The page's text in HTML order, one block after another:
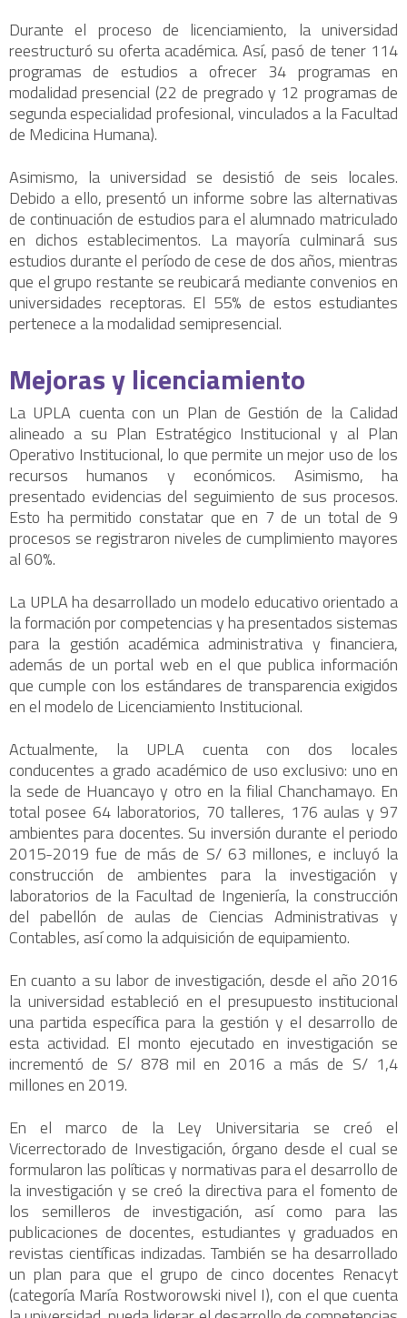
Durante el proceso de licenciamiento, la universidad
reestructuró su oferta académica. Así, pasó de tener 114
programas de estudios a ofrecer 34 programas en
modalidad presencial (22 de pregrado y 12 programas de
segunda especialidad profesional, vinculados a la Facultad
de Medicina Humana).
Asimismo, la universidad se desistió de seis locales.
Debido a ello, presentó un informe sobre las alternativas
de continuación de estudios para el alumnado matriculado
en dichos establecimentos. La mayoría culminará sus
estudios durante el período de cese de dos años, mientras
que el grupo restante se reubicará mediante convenios en
universidades receptoras. El 55% de estos estudiantes
pertenece a la modalidad semipresencial.
Mejoras y licenciamiento
La UPLA cuenta con un Plan de Gestión de la Calidad
alineado a su Plan Estratégico Institucional y al Plan
Operativo Institucional, lo que permite un mejor uso de los
recursos humanos y económicos. Asimismo, ha
presentado evidencias del seguimiento de sus procesos.
Esto ha permitido constatar que en 7 de un total de 9
procesos se registraron niveles de cumplimiento mayores
al 60%.
La UPLA ha desarrollado un modelo educativo orientado a
la formación por competencias y ha presentados sistemas
para la gestión académica administrativa y financiera,
además de un portal web en el que publica información
que cumple con los estándares de transparencia exigidos
en el modelo de Licenciamiento Institucional.
Actualmente, la UPLA cuenta con dos locales
conducentes a grado académico de uso exclusivo: uno en
la sede de Huancayo y otro en la filial Chanchamayo. En
total posee 64 laboratorios, 70 talleres, 176 aulas y 97
ambientes para docentes. Su inversión durante el periodo
2015-2019 fue de más de S/ 63 millones, e incluyó la
construcción de ambientes para la investigación y
laboratorios de la Facultad de Ingeniería, la construcción
del pabellón de aulas de Ciencias Administrativas y
Contables, así como la adquisición de equipamiento.
En cuanto a su labor de investigación, desde el año 2016
la universidad estableció en el presupuesto institucional
una partida específica para la gestión y el desarrollo de
esta actividad. El monto ejecutado en investigación se
incrementó de S/ 878 mil en 2016 a más de S/ 1,4
millones en 2019.
En el marco de la Ley Universitaria se creó el
Vicerrectorado de Investigación, órgano desde el cual se
formularon las políticas y normativas para el desarrollo de
la investigación y se creó la directiva para el fomento de
los semilleros de investigación, así como para las
publicaciones de docentes, estudiantes y graduados en
revistas científicas indizadas. También se ha desarrollado
un plan para que el grupo de cinco docentes Renacyt
(categoría María Rostworowski nivel I), con el que cuenta